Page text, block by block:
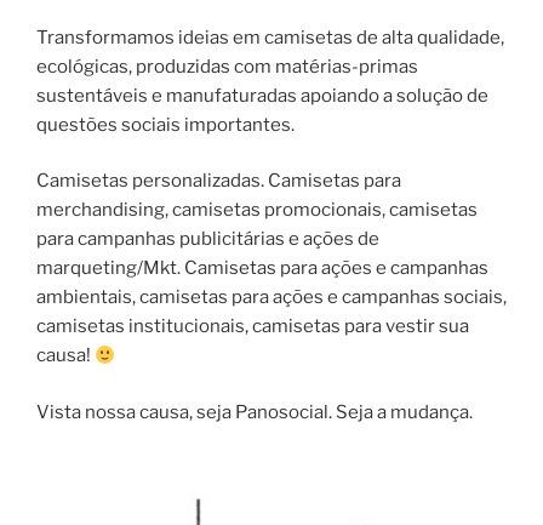
Transformamos ideias em camisetas de alta qualidade,
ecológicas, produzidas com matérias-primas
sustentáveis e manufaturadas apoiando a solução de
questões sociais importantes.
Camisetas personalizadas. Camisetas para
merchandising, camisetas promocionais, camisetas
para campanhas publicitárias e ações de
marqueting/Mkt. Camisetas para ações e campanhas
ambientais, camisetas para ações e campanhas sociais,
camisetas institucionais, camisetas para vestir sua
causa!
Vista nossa causa, seja Panosocial. Seja a mudança.